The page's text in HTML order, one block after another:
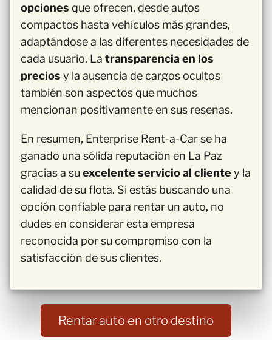
opciones que ofrecen, desde autos
compactos hasta vehículos más grandes,
adaptándose a las diferentes necesidades de
cada usuario. La transparencia en los
precios y la ausencia de cargos ocultos
también son aspectos que muchos
mencionan positivamente en sus reseñas.
En resumen, Enterprise Rent-a-Car se ha
ganado una sólida reputación en La Paz
gracias a su excelente servicio al cliente y la
calidad de su flota. Si estás buscando una
opción confiable para rentar un auto, no
dudes en considerar esta empresa
reconocida por su compromiso con la
satisfacción de sus clientes.
Rentar auto en otro destino